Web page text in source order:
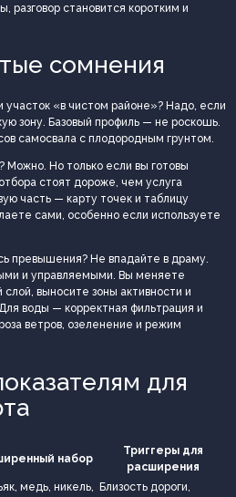
разговор становится коротким и
сомнения
участок «в чистом районе»? Надо, если
зону. Базовый профиль — не роскошь.
самосвала с плодородным грунтом.
Можно. Но только если вы готовы
стоят дороже, чем услуга
часть — карту точек и таблицу
сами, особенно если используете
превышения? Не впадайте в драму.
и управляемыми. Вы меняете
выносите зоны активности и
воды — корректная фильтрация и
ветров, озеленение и режим
для
набор
Триггеры для
расширения
медь, никель,
Близость дороги,